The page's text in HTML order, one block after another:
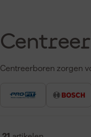
Centreerboren zorgen
Voorkomt wegglijden